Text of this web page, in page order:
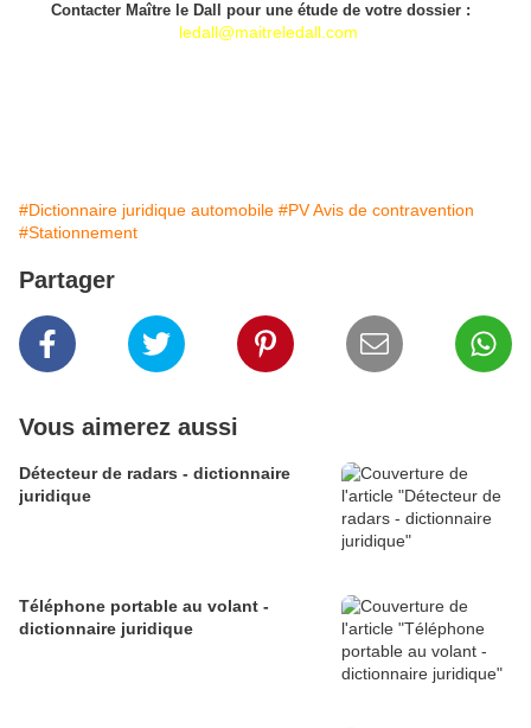
Contacter Maître le Dall pour une étude de votre dossier :
ledall@maitreledall.com
#Dictionnaire juridique automobile #PV Avis de contravention
#Stationnement
Partager
Vous aimerez aussi
Détecteur de radars - dictionnaire
juridique
Téléphone portable au volant -
dictionnaire juridique